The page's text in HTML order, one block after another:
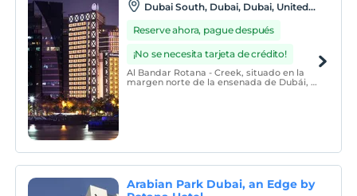
Dubai South, Dubai, Dubai, United
Reserve ahora, pague después
¡No se necesita tarjeta de crédito!
Al Bandar Rotana - Creek, situado en la
margen norte de la ensenada de Dubái, el
Arabian Park Dubai, an Edge by